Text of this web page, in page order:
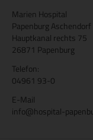
Marien Hospital
Papenburg Aschendorf
Hauptkanal rechts 75
26871 Papenburg
Telefon:
04961 93-0
E-Mail
info@hospital-